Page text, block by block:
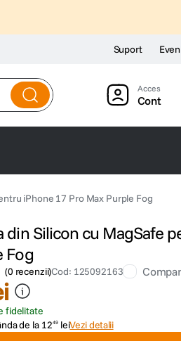
Suport
Cont
iPhone 17 Pro Max Purple Fog
din Silicon cu MagSafe
Fog
(0 recenzii)Cod: 125092163
fidelitate
de la 1249 leiVezi detalii